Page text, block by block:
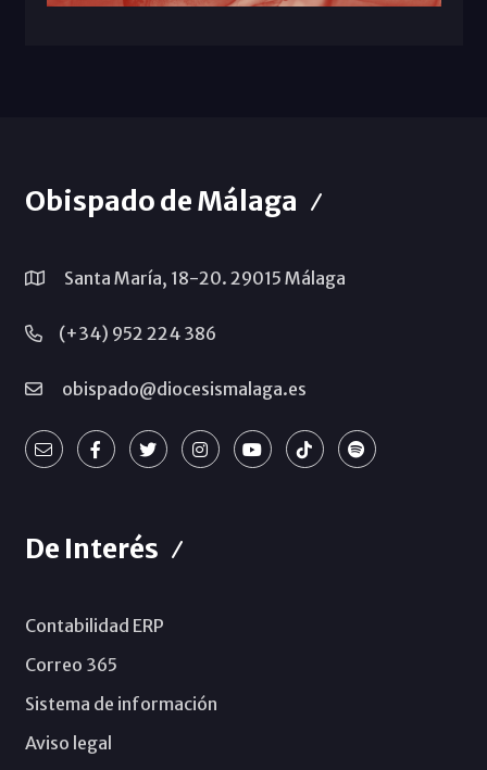
Obispado de Málaga
Santa María, 18-20. 29015 Málaga
(+34) 952 224 386
obispado@diocesismalaga.es
De Interés
Contabilidad ERP
Correo 365
Sistema de información
Aviso legal